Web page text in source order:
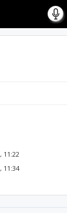
11:22
11:34